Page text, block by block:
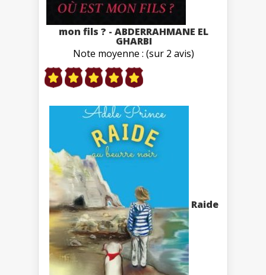
mon fils ? - ABDERRAHMANE EL
GHARBI
Note moyenne : (sur 2 avis)
Raide